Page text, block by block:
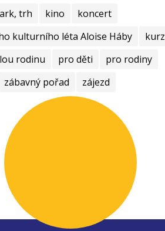
trh kino
koncert
kulturního léta Aloise Háby
kurz
rodinu pro děti
pro rodiny
zábavný pořad zájezd